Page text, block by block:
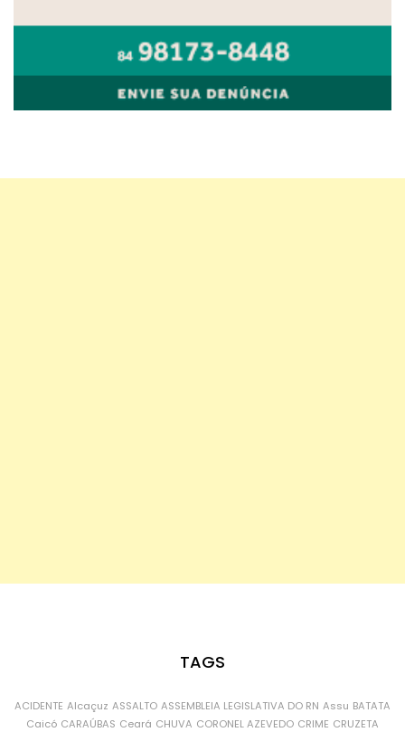
TAGS
ACIDENTE Alcaçuz ASSALTO ASSEMBLEIA LEGISLATIVA DO RN Assu BATATA
Caicó CARAÚBAS Ceará CHUVA CORONEL AZEVEDO CRIME CRUZETA